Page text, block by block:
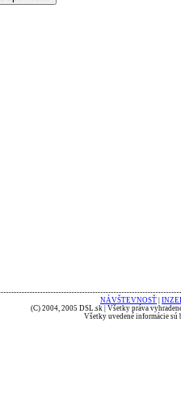
NÁVŠTEVNOSŤ
(C) 2004, 2005 DSL.sk | Všetky práva
Všetky uvedené informácie sú